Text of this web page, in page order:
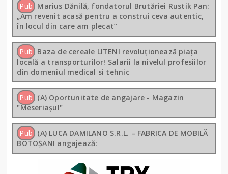
Pub Marius Dănilă, fondatorul Brutăriei Rustik Pan:
„Am revenit acasă pentru a construi ceva autentic,
în locul din care am plecat”
Pub Baza de cereale LITENI revoluționează piața
locală a transporturilor! Salarii la nivelul profesiilor
din domeniul medical si tehnic
Pub (A) Oportunitate de angajare - Magazin
"Meseriașul"
Pub (A) LUCA DAMILANO S.R.L. – FABRICA DE MOBILĂ
BOTOȘANI angajează: